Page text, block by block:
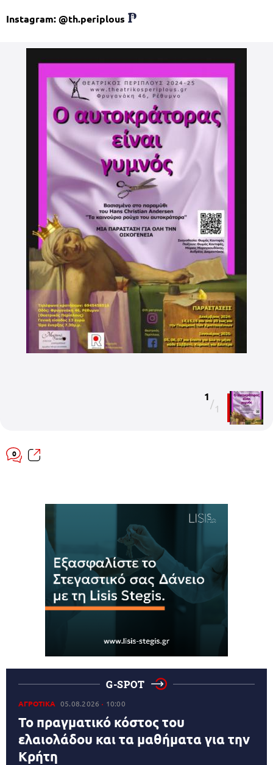
Instagram: @th.periplous
1
/1
0
G-SPOT
ΑΓΡΟΤΙΚΑ 05.08.2026 10:00
Το πραγματικό κόστος του
ελαιολάδου και τα μαθήματα για την
Κρήτη